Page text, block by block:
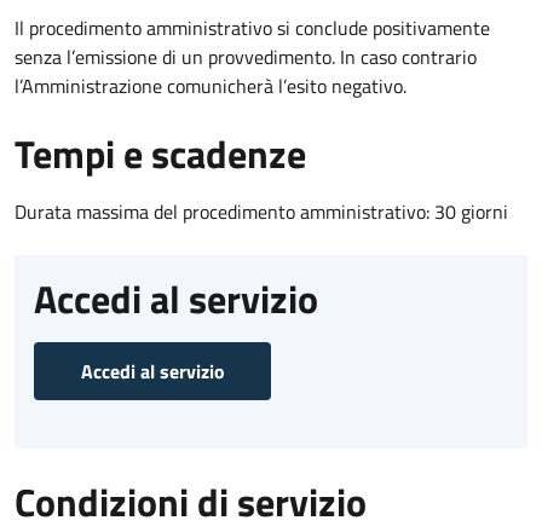
Il procedimento amministrativo si conclude positivamente
senza l’emissione di un provvedimento. In caso contrario
l’Amministrazione comunicherà l’esito negativo.
Tempi e scadenze
Durata massima del procedimento amministrativo: 30 giorni
Accedi al servizio
Accedi al servizio
Condizioni di servizio